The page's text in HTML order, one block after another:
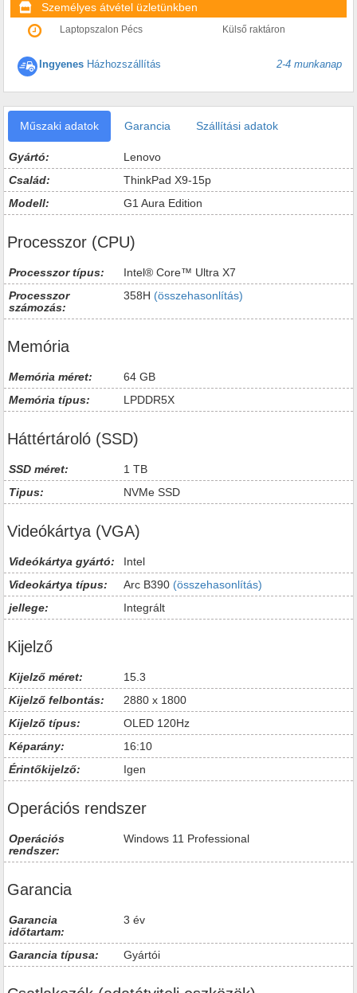
Személyes átvétel üzletünkben
Laptopszalon Pécs Külső raktáron
Ingyenes Házhozszállítás 2-4 munkanap
Műszaki adatok Garancia Szállítási adatok
Gyártó:
Lenovo
Család:
ThinkPad X9-15p
Modell:
G1 Aura Edition
Processzor (CPU)
Processzor típus:
Intel® Core™ Ultra X7
Processzor
számozás:
358H (összehasonlítás)
Memória
Memória méret:
64 GB
Memória típus:
LPDDR5X
Háttértároló (SSD)
SSD méret:
1 TB
Tipus:
NVMe SSD
Videókártya (VGA)
Videókártya gyártó:
Intel
Videokártya típus:
Arc B390 (összehasonlítás)
jellege:
Integrált
Kijelző
Kijelző méret:
15.3
Kijelző felbontás:
2880 x 1800
Kijelző típus:
OLED 120Hz
Képarány:
16:10
Érintőkijelző:
Igen
Operációs rendszer
Operációs
rendszer:
Windows 11 Professional
Garancia
Garancia
időtartam:
3 év
Garancia típusa: Gyártói